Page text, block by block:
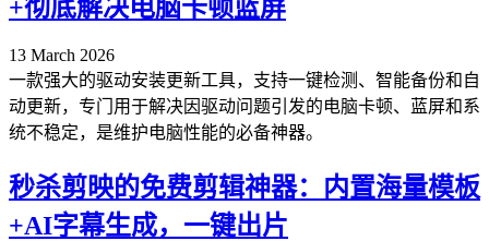
+彻底解决电脑卡顿蓝屏
13 March 2026
一款强大的驱动安装更新工具，支持一键检测、智能备份和自
动更新，专门用于解决因驱动问题引发的电脑卡顿、蓝屏和系
统不稳定，是维护电脑性能的必备神器。
秒杀剪映的免费剪辑神器：内置海量模板
+AI字幕生成，一键出片